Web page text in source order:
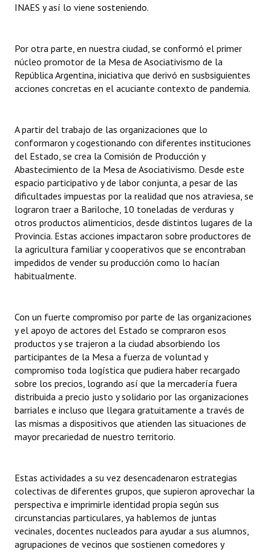
Antiguos Pobladores - Registro
Reconocimientos - Registro
REFORMA DE LA CARTA ORGÁNICA
INAES y así lo viene sosteniendo.
Por otra parte, en nuestra ciudad, se conformó el primer
núcleo promotor de la Mesa de Asociativismo de la
República Argentina, iniciativa que derivó en susbsiguientes
acciones concretas en el acuciante contexto de pandemia.
A partir del trabajo de las organizaciones que lo
conformaron y cogestionando con diferentes instituciones
del Estado, se crea la Comisión de Producción y
Abastecimiento de la Mesa de Asociativismo. Desde este
espacio participativo y de labor conjunta, a pesar de las
dificultades impuestas por la realidad que nos atraviesa, se
lograron traer a Bariloche, 10 toneladas de verduras y
otros productos alimenticios, desde distintos lugares de la
Provincia. Estas acciones impactaron sobre productores de
la agricultura familiar y cooperativos que se encontraban
impedidos de vender su producción como lo hacían
habitualmente.
Con un fuerte compromiso por parte de las organizaciones
y el apoyo de actores del Estado se compraron esos
productos y se trajeron a la ciudad absorbiendo los
participantes de la Mesa a fuerza de voluntad y
compromiso toda logística que pudiera haber recargado
sobre los precios, logrando así que la mercadería fuera
distribuida a precio justo y solidario por las organizaciones
barriales e incluso que llegara gratuitamente a través de
las mismas a dispositivos que atienden las situaciones de
mayor precariedad de nuestro territorio.
Estas actividades a su vez desencadenaron estrategias
colectivas de diferentes grupos, que supieron aprovechar la
perspectiva e imprimirle identidad propia según sus
circunstancias particulares, ya hablemos de juntas
vecinales, docentes nucleados para ayudar a sus alumnos,
agrupaciones de vecinos que sostienen comedores y